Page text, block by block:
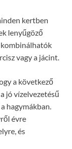
kertben
lenyűgöző
vagy a jácint.
a következő
jó vízelvezetésű
hagymákban.
évre
és